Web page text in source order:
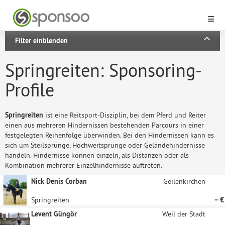
Filter einblenden
Springreiten: Sponsoring-
Profile
Springreiten ist eine Reitsport-Disziplin, bei dem Pferd und Reiter
einen aus mehreren Hindernissen bestehenden Parcours in einer
festgelegten Reihenfolge überwinden. Bei den Hindernissen kann es
sich um Steilsprünge, Hochweitsprünge oder Geländehindernisse
handeln. Hindernisse können einzeln, als Distanzen oder als
Kombination mehrerer Einzelhindernisse auftreten.
Nick Denis Corban
Geilenkirchen
Springreiten
– €
Levent Güngör
Weil der Stadt